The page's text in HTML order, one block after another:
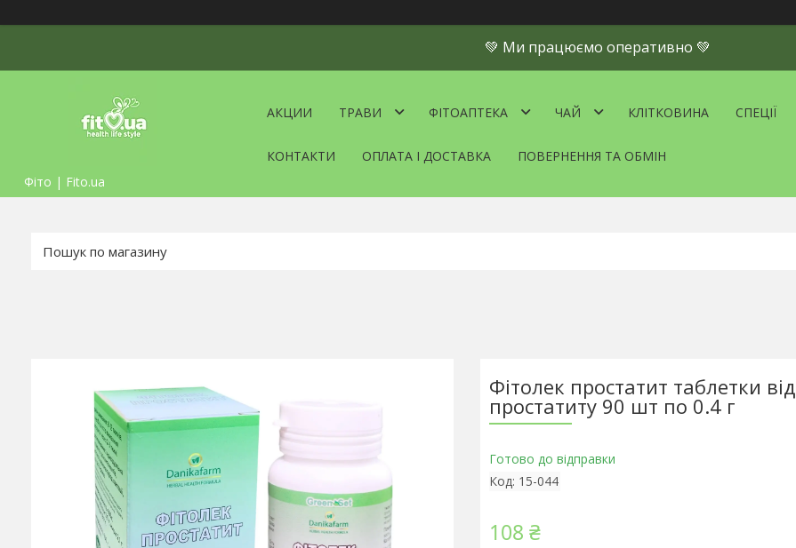
💚 Ми працюємо оперативно 💚
Фіто | Fito.ua
АКЦИИ ТРАВИ ФІТОАПТЕКА ЧАЙ КЛІТКОВИНА СПЕЦІЇ
КОНТАКТИ ОПЛАТА І ДОСТАВКА ПОВЕРНЕННЯ ТА ОБМІН
Фітолек простатит таблетки від
простатиту 90 шт по 0.4 г
Готово до відправки
Код: 15-044
108 ₴